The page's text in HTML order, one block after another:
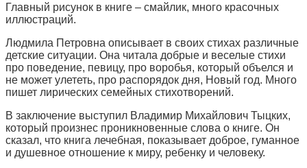
Главный рисунок в книге – смайлик, много красочных
иллюстраций.
Людмила Петровна описывает в своих стихах различные
детские ситуации. Она читала добрые и веселые стихи
про поведение, певицу, про воробья, который объелся и
не может улететь, про распорядок дня, Новый год. Много
пишет лирических семейных стихотворений.
В заключение выступил Владимир Михайлович Тыцких,
который произнес проникновенные слова о книге. Он
сказал, что книга лечебная, показывает доброе, гуманное
и душевное отношение к миру, ребенку и человеку.